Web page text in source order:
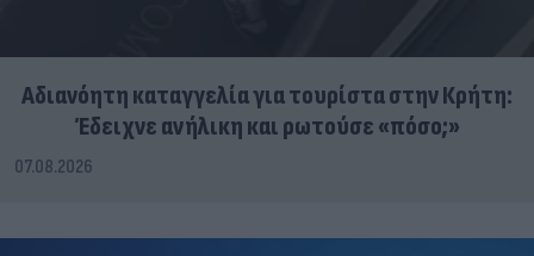
Αδιανόητη καταγγελία για τουρίστα στην Κρήτη:
Έδειχνε ανήλικη και ρωτούσε «πόσο;»
07.08.2026